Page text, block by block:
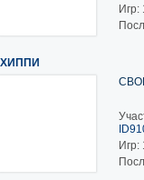
Игр:
ХИППИ
Игр: